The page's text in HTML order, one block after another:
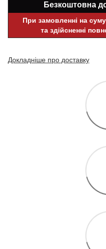
Безкоштовна
При замовленні на
та здійсненні
Докладніше про доставку